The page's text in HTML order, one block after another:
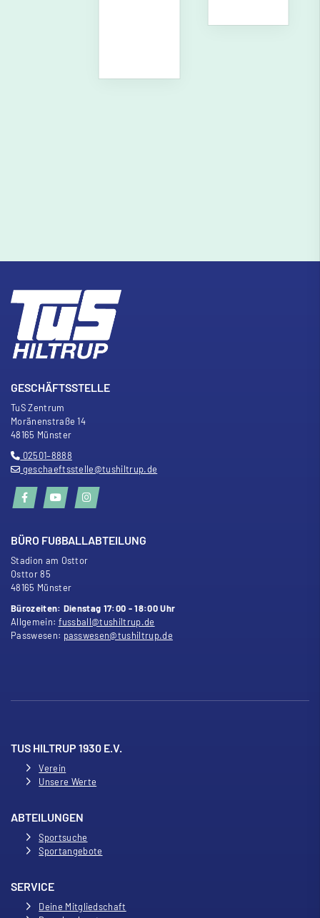
GESCHÄFTSSTELLE
TuS Zentrum
Moränenstraße 14
48165 Münster
02501–8888
geschaeftsstelle@tushiltrup.de
BÜRO FUßBALLABTEILUNG
Stadion am Osttor
Osttor 85
48165 Münster
Bürozeiten: Dienstag 17:00 - 18:00 Uhr
Allgemein: fussball@tushiltrup.de
Passwesen: passwesen@tushiltrup.de
TUS HILTRUP 1930 E.V.
Verein
Unsere Werte
ABTEILUNGEN
Sportsuche
Sportangebote
SERVICE
Deine Mitgliedschaft